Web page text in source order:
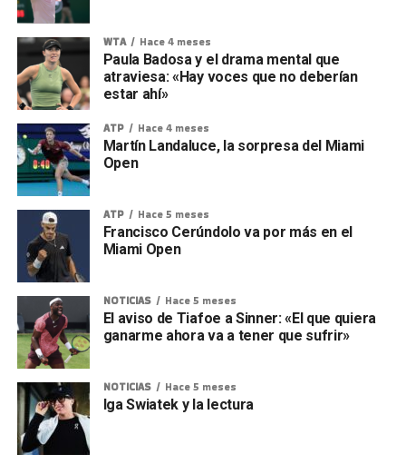
WTA Hace 4 meses
Paula Badosa y el drama mental que
atraviesa: «Hay voces que no deberían
estar ahí»
ATP Hace 4 meses
Martín Landaluce, la sorpresa del Miami
Open
ATP Hace 5 meses
Francisco Cerúndolo va por más en el
Miami Open
NOTICIAS Hace 5 meses
El aviso de Tiafoe a Sinner: «El que quiera
ganarme ahora va a tener que sufrir»
NOTICIAS Hace 5 meses
Iga Swiatek y la lectura